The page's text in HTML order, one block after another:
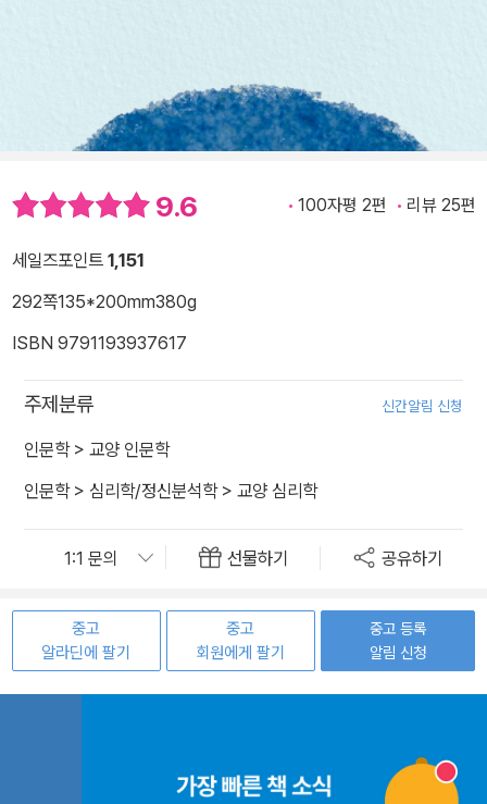
9.6 100자평 2편 리뷰 25편
세일즈포인트 1,151
292쪽135*200mm380g
ISBN 9791193937617
주제분류 신간알림 신청
인문학> 교양 인문학
인문학> 심리학/정신분석학> 교양 심리학
선물하기 공유하기
중고
알라딘에 팔기
중고
회원에게 팔기
중고 등록
알림 신청